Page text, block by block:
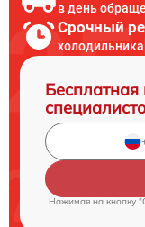
в день
Срочный
Бесплатная
Нажимая на кнопку